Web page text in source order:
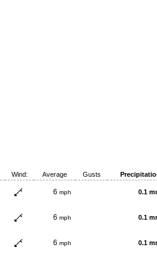
Wind: Average Gusts
6 mph 0.1
6 mph 0.1
6 mph 0.1